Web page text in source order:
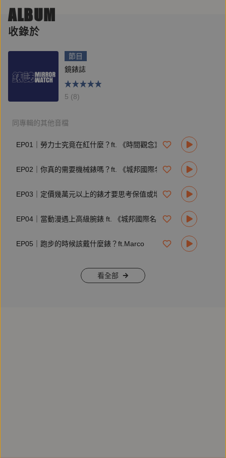
ㅤ| Instagram：
ㅤ| 合作、節目建議歡迎來信：
ALBUM
收錄於
節目
鏡錶誌
5 (8)
同專輯的其他音檔
EP01｜勞力士究竟在紅什麼？ft. 《時間觀念》總編輯郭峻彰
EP02｜你真的需要機械錶嗎？ft. 《城邦國際名表》主編黃兆慶
EP03｜定價幾萬元以上的錶才要思考保值或增值問題？ft. 《時間觀念》總編輯郭峻彰
EP04｜當動漫遇上高級腕錶 ft. 《城邦國際名表》主編黃兆慶
EP05｜跑步的時候該戴什麼錶？ft.Marco
看全部